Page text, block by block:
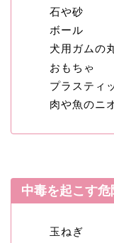
石や砂
ボール
犬用ガムの
おもちゃ
プラスティ
肉や魚のニ
中毒を起こす
玉ねぎ